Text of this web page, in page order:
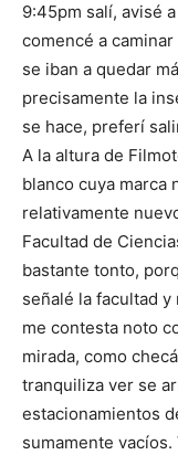
9:45pm salí, avisé
comencé a
se iban a quedar
precisamente la
se hace, preferí
A la altura de
blanco cuya marca
relativamente
Facultad de
bastante tonto,
señalé la facultad y
me contesta noto
mirada, como
tranquiliza ver se
estacionamientos
sumamente